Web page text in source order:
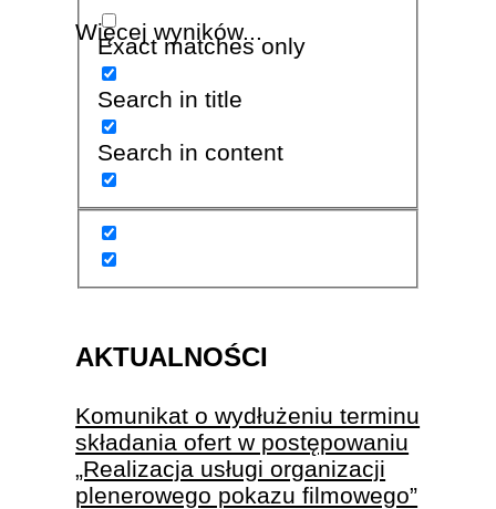
Więcej wyników...
Exact matches only
Search in title
Search in content
AKTUALNOŚCI
Komunikat o wydłużeniu terminu
składania ofert w postępowaniu
„Realizacja usługi organizacji
plenerowego pokazu filmowego”